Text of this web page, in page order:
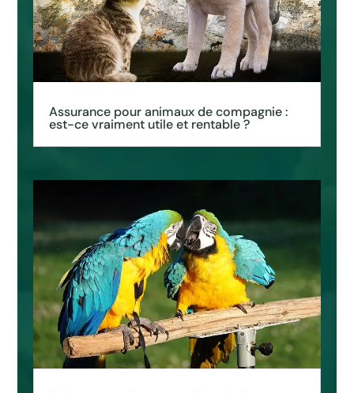
Assurance pour animaux de compagnie :
est-ce vraiment utile et rentable ?